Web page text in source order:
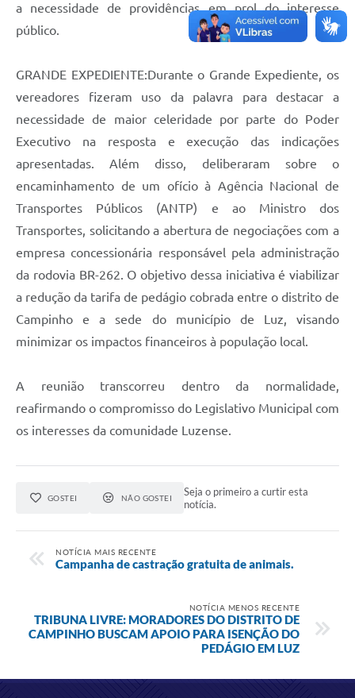
a necessidade de providências em prol do interesse
público.
GRANDE EXPEDIENTE:Durante o Grande Expediente, os
vereadores fizeram uso da palavra para destacar a
necessidade de maior celeridade por parte do Poder
Executivo na resposta e execução das indicações
apresentadas. Além disso, deliberaram sobre o
encaminhamento de um ofício à Agência Nacional de
Transportes Públicos (ANTP) e ao Ministro dos
Transportes, solicitando a abertura de negociações com a
empresa concessionária responsável pela administração
da rodovia BR-262. O objetivo dessa iniciativa é viabilizar
a redução da tarifa de pedágio cobrada entre o distrito de
Campinho e a sede do município de Luz, visando
minimizar os impactos financeiros à população local.
A reunião transcorreu dentro da normalidade,
reafirmando o compromisso do Legislativo Municipal com
os interesses da comunidade Luzense.
GOSTEI NÃO GOSTEI
Seja o primeiro a curtir esta
notícia.
NOTÍCIA MAIS RECENTE
Campanha de castração gratuita de animais.
NOTÍCIA MENOS RECENTE
TRIBUNA LIVRE: MORADORES DO DISTRITO DE
CAMPINHO BUSCAM APOIO PARA ISENÇÃO DO
PEDÁGIO EM LUZ